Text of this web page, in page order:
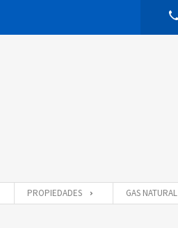
PROPIEDADES GAS NATURAL